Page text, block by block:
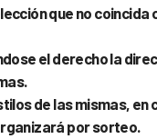
que no coincida
el derecho la
de las mismas, en
por sorteo.